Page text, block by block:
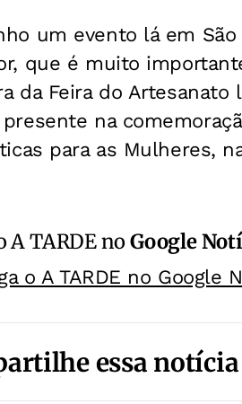
um evento lá em
que é muito
da Feira do Artesanato
na
para as Mulheres,
A TARDE noGoogle
o A TARDE no Google
essa